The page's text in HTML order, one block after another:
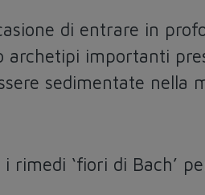
di entrare in
importanti
sedimentate
rimedi ‘fiori di Bach’